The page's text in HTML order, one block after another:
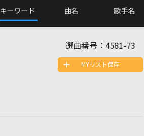
キーワード 曲名 歌手名
選曲番号： 4581-73
MYリスト保存